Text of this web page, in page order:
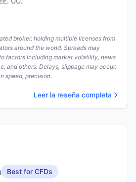
broker, holding multiple licenses from
around the world. Spreads may
factors including market volatility, news
and others. Delays, slippage may occur.
speed, precision.
Leer la reseña completa
Best for CFDs